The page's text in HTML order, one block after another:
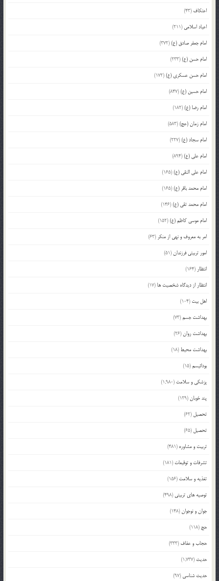
اعتکاف (43)
اعیاد اسلامی (211)
امام جعفر صادق (ع)(372)
امام حسن (ع)(233)
امام حسن عسکری (ع)(172)
امام حسین (ع)(847)
امام رضا (ع)(182)
امام زمان (عج)(583)
امام سجاد (ع)(227)
امام علی (ع)(894)
امام علی النقی (ع)(165)
امام محمد باقر (ع)(165)
امام محمد تقی (ع)(146)
امام موسی کاظم (ع)(152)
امر به معروف و نهی از منکر (63)
امور تربیتی فرزندان(51)
انتظار (164)
انتظار از دیدگاه شخصیت ها (17)
اهل بیت (104)
بهداشت جسم(73)
بهداشت روان(26)
بهداشت محیط (18)
بودائیسم(15)
پزشکی و سلامت (1,980)
پند خوبان(129)
تحصیل (62)
تحصیل (65)
تربیت و مشاوره (481)
تشرفات و توقیعات (181)
تغذیه و سلامت (156)
توصیه های تربیتی (498)
جوان و نوجوان(148)
حج (118)
حجاب و عفاف (333)
حدیث (1,737)
حدیث شناسی (97)